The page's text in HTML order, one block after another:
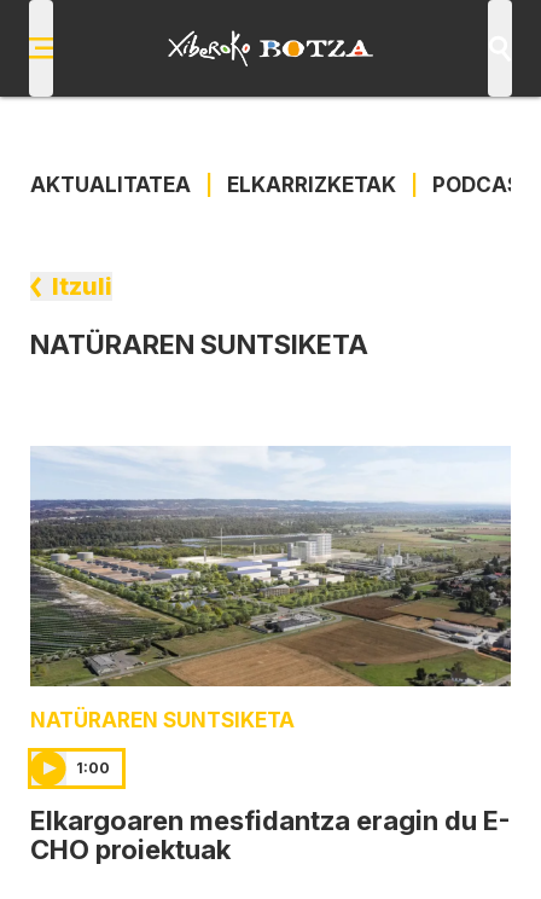
AKTUALITATEA ELKARRIZKETAK
Itzuli
NATÜRAREN SUNTSIKETA
NATÜRAREN SUNTSIKETA
1:00
Elkargoaren mesfidantza eragin du E-
CHO proiektuak